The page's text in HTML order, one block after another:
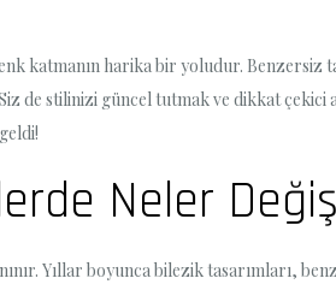
katmanın harika bir yoludur. Benzersiz
de stilinizi güncel tutmak ve dikkat
Neler
Yıllar boyunca bilezik tasarımları,